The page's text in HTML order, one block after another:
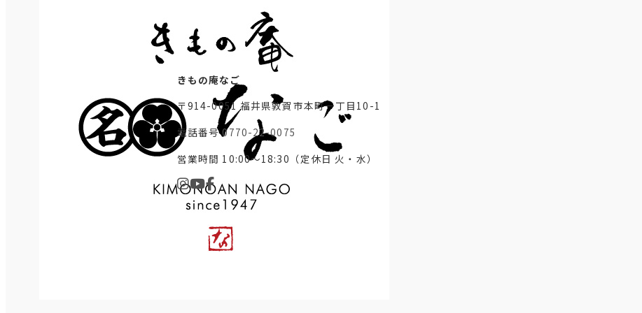
きもの庵なご
〒914-0051 福井県敦賀市本町一丁目10-1
電話番号0770-22-0075
営業時間 10:00～18:30（定休日 火・水）